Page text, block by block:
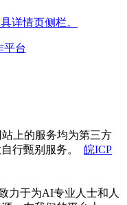
详情页侧栏。
上的服务均为第三方
行甄别服务。 皖ICP
力于为AI专业人士和人